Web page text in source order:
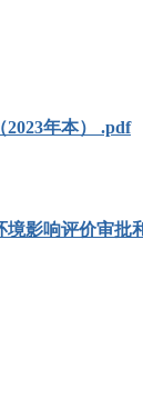
年本） .pdf
影响评价审批